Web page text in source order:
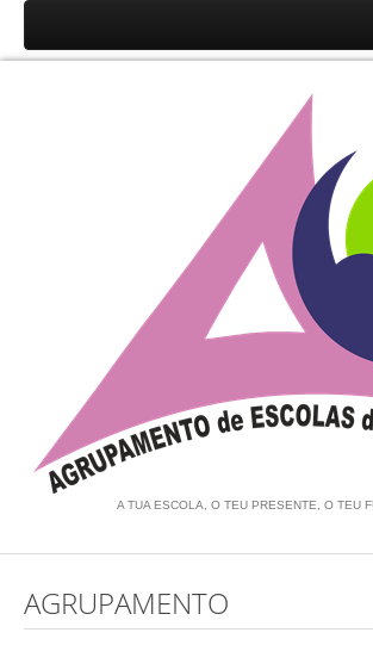
Unidades Orgânicas
Documentos
Associação de Pais e EE
Equipa de Autoavaliação
Notícias
Alunos
A TUA ESCOLA, O TEU PRESENTE, O TEU
AGRUPAMENTO